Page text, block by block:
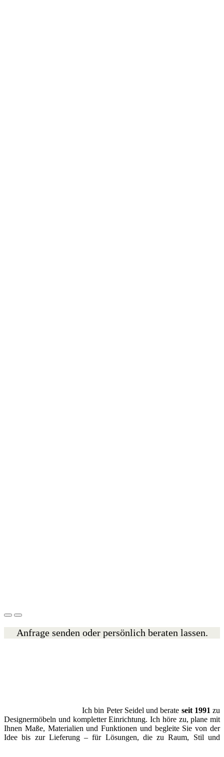
Anfrage senden oder persönlich beraten lassen.
Ich bin Peter Seidel und berate seit 1991 zu
Designermöbeln und kompletter Einrichtung. Ich höre zu, plane mit
Ihnen Maße, Materialien und Funktionen und begleite Sie von der
Idee bis zur Lieferung – für Lösungen, die zu Raum, Stil und